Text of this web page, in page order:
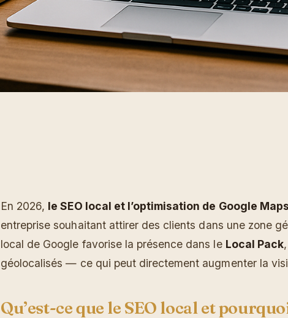
En 2026, le SEO local et l’optimisation de Google Maps
entreprise souhaitant attirer des clients dans une zone
local de Google favorise la présence dans le Local Pack
géolocalisés — ce qui peut directement augmenter la
Qu’est-ce que le SEO local et